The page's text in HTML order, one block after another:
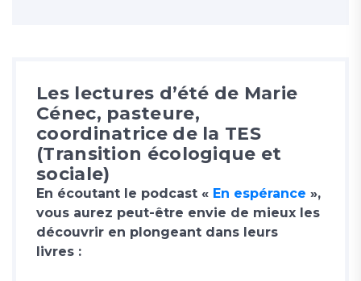
Les lectures d’été de Marie
Cénec, pasteure,
coordinatrice de la TES
(Transition écologique et
sociale)
En écoutant le podcast « En espérance »,
vous aurez peut-être envie de mieux les
découvrir en plongeant dans leurs
livres :